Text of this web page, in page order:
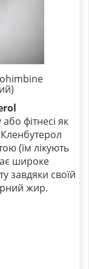
фітнесі як
(їм лікують
широке
завдяки своїй
жир.